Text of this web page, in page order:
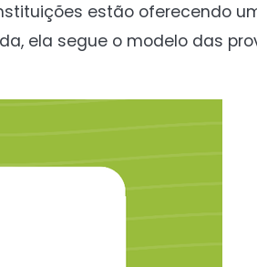
estão oferecendo
ela segue o modelo das